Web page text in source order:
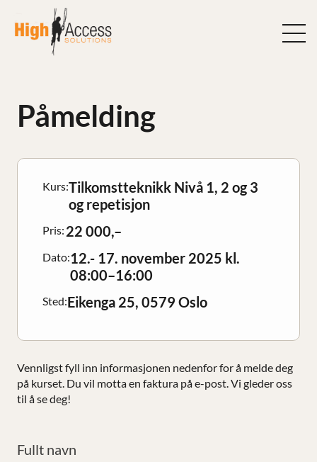
innhold
Påmelding
Kurs:Tilkomstteknikk Nivå 1, 2 og 3
og repetisjon
Pris: 22 000,–
Dato:12.- 17. november 2025 kl.
08:00–16:00
Sted:Eikenga 25, 0579 Oslo
Vennligst fyll inn informasjonen nedenfor for å melde deg
på kurset. Du vil motta en faktura på e-post. Vi gleder oss
til å se deg!
Fullt navn